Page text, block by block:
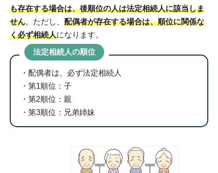
も存在する場合は、後順位の人は法定相続人に該当しま
せん。ただし、 配偶者が存在する場合は、順位に関係な
く必ず相続人になります。
法定相続人の順位
配偶者は、必ず法定相続人
第1順位：子
第2順位：親
第3順位：兄弟姉妹